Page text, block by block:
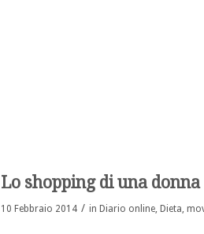
Lo shopping di una
10 Febbraio 2014 / in Diario online, Dieta,